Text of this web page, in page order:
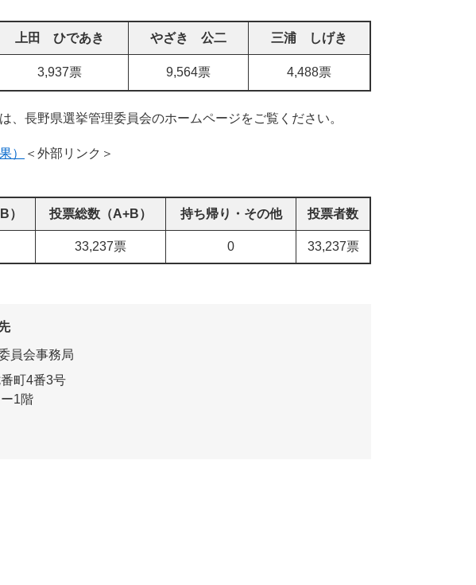
上田 ひであき やざき 公二 三浦 しげき
3,937票 9,564票 4,488票
長野県選挙管理委員会のホームページをご覧ください。
） ＜外部リンク＞
） 投票総数（A+B） 持ち帰り・その他 投票者数
33,237票 0 33,237票
員会事務局
町4番3号
1階